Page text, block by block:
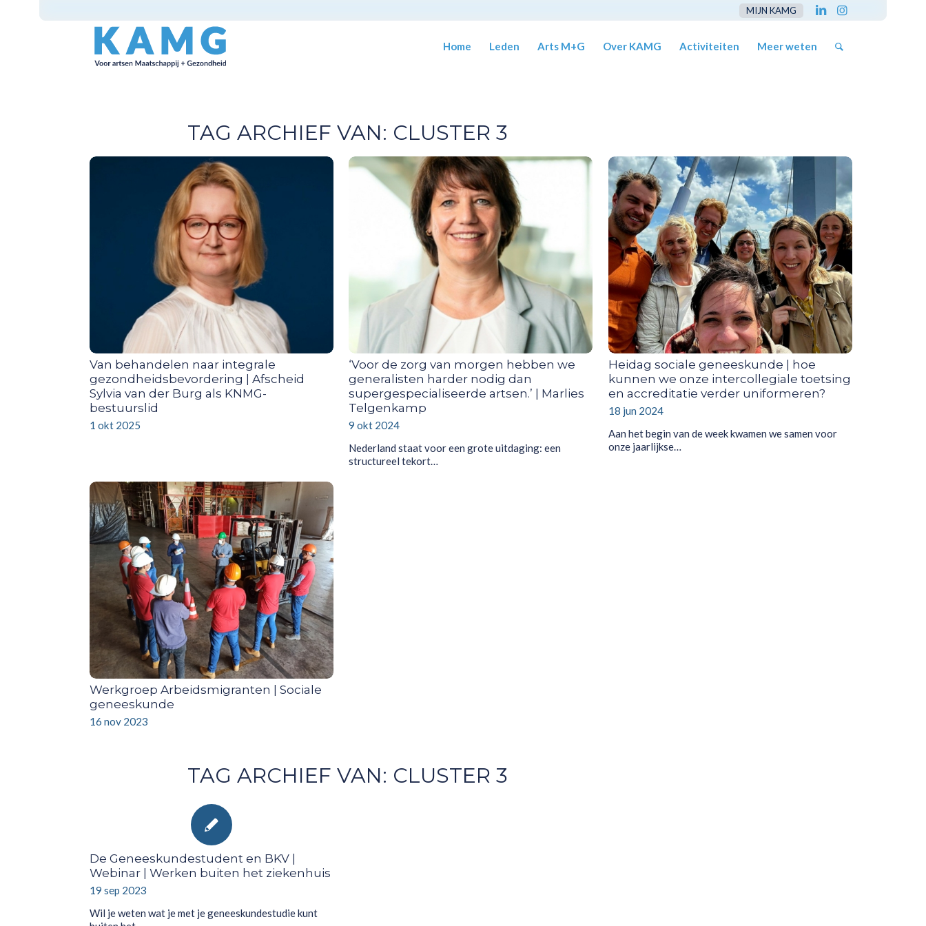
MIJN KAMG
Home Leden Arts M+G Over KAMG Activiteiten Meer weten
TAG ARCHIEF VAN: CLUSTER 3
Van behandelen naar integrale
gezondheidsbevordering | Afscheid
Sylvia van der Burg als KNMG-
bestuurslid
1 okt 2025
‘Voor de zorg van morgen hebben we
generalisten harder nodig dan
supergespecialiseerde artsen.’ | Marlies
Telgenkamp
9 okt 2024
Nederland staat voor een grote uitdaging: een
structureel tekort…
Heidag sociale geneeskunde | hoe
kunnen we onze intercollegiale toetsing
en accreditatie verder uniformeren?
18 jun 2024
Aan het begin van de week kwamen we samen voor
onze jaarlijkse…
Werkgroep Arbeidsmigranten | Sociale
geneeskunde
16 nov 2023
TAG ARCHIEF VAN: CLUSTER 3
De Geneeskundestudent en BKV |
Webinar | Werken buiten het ziekenhuis
19 sep 2023
Wil je weten wat je met je geneeskundestudie kunt